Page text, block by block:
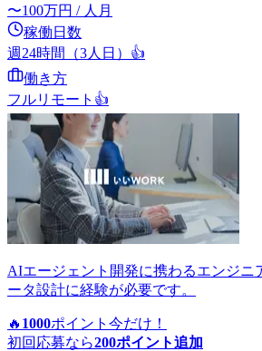
〜100万円 / 人月
稼働日数
週24時間（3人日） 👍
働き方
フルリモート 👍
AIエージェント開発に携わるエンジニ
ータ設計に経験が必要です。
🔥 1000ポイント 今だけ！
初回応募なら200ポイント追加